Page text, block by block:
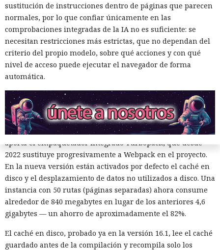
sustitución de instrucciones dentro de páginas que parecen
normales, por lo que confiar únicamente en las
comprobaciones integradas de la IA no es suficiente: se
necesitan restricciones más estrictas, que no dependan del
criterio del propio modelo, sobre qué acciones y con qué
nivel de acceso puede ejecutar el navegador de forma
automática.
Los desarrolladores, que durante años soportaron fallos
repentinos de Node.js al compilar aplicaciones complejas,
pudieron respirar más tranquilos: salió una nueva versión
del framework de JavaScript Next.js, que promete librarlos
del conocido mensaje «FATAL ERROR». El equipo de Next.js
resentóla versión 16.3 — la primera actualización
de memoria RAM en desarrollo hasta un 90% y, además,
acelera el renderizado y el funcionamiento en general.
La contribución principal a la economía de memoria la
aporta el empaquetador integrado Turbopack, que desde
2022 sustituye progresivamente a Webpack en el proyecto.
En la nueva versión están activados por defecto el caché en
disco y el desplazamiento de datos no utilizados a disco. Una
instancia con 50 rutas (páginas separadas) ahora consume
alrededor de 840 megabytes en lugar de los anteriores 4,6
gigabytes — un ahorro de aproximadamente el 82%.
El caché en disco, probado ya en la versión 16.1, lee el caché
guardado antes de la compilación y recompila solo los